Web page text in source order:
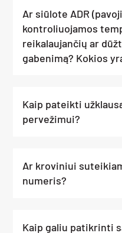
Ar siūlote ADR
kontroliuojamos
reikalaujančių ar
gabenimą? Kokios
Kaip pateikti
pervežimui?
Ar kroviniui
numeris?
Kaip galiu patikrinti